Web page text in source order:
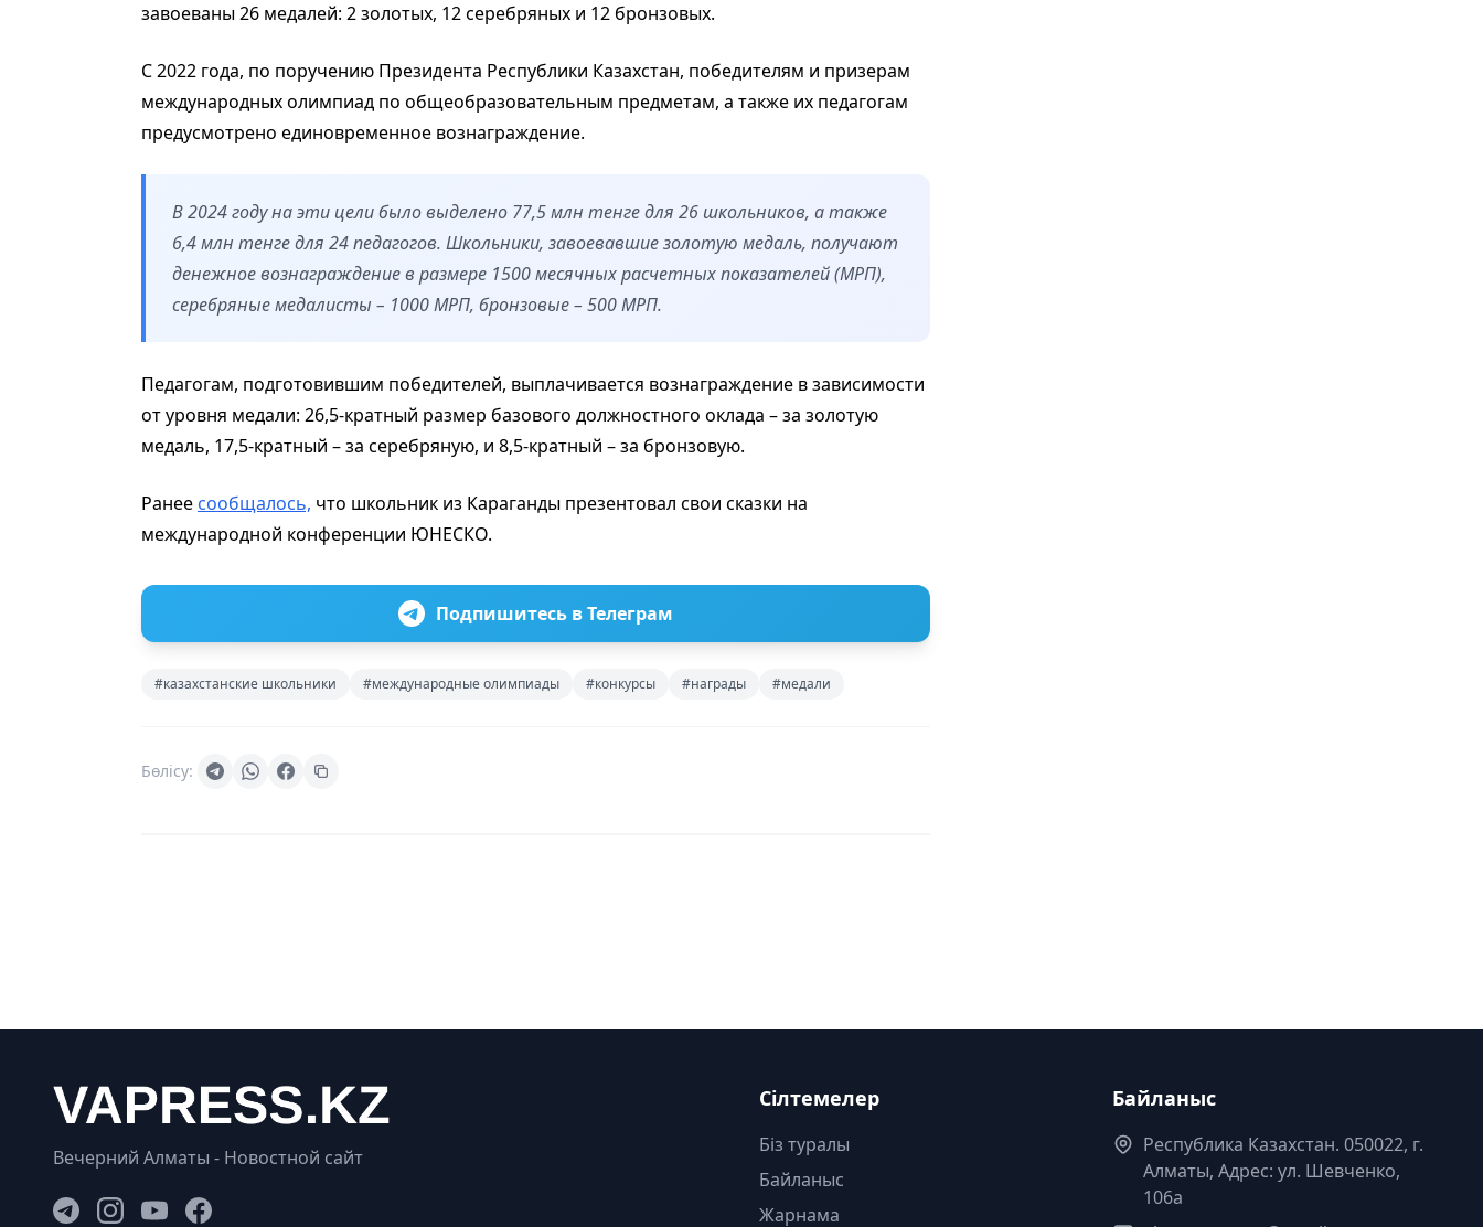
завоеваны 26 медалей: 2 золотых, 12 серебряных и 12 бронзовых.
С 2022 года, по поручению Президента Республики Казахстан, победителям и призерам
международных олимпиад по общеобразовательным предметам, а также их педагогам
предусмотрено единовременное вознаграждение.
В 2024 году на эти цели было выделено 77,5 млн тенге для 26 школьников, а также
6,4 млн тенге для 24 педагогов. Школьники, завоевавшие золотую медаль, получают
денежное вознаграждение в размере 1500 месячных расчетных показателей (МРП),
серебряные медалисты – 1000 МРП, бронзовые – 500 МРП.
Педагогам, подготовившим победителей, выплачивается вознаграждение в зависимости
от уровня медали: 26,5-кратный размер базового должностного оклада – за золотую
медаль, 17,5-кратный – за серебряную, и 8,5-кратный – за бронзовую.
Ранее сообщалось, что школьник из Караганды презентовал свои сказки на
международной конференции ЮНЕСКО.
Подпишитесь в Телеграм
#казахстанские школьники #международные олимпиады #конкурсы #награды #медали
Бөлісу:
Вечерний Алматы - Новостной сайт
Сілтемелер
Біз туралы
Байланыс
Жарнама
Байланыс
Республика Казахстан. 050022, г.
Алматы, Адрес: ул. Шевченко,
106а